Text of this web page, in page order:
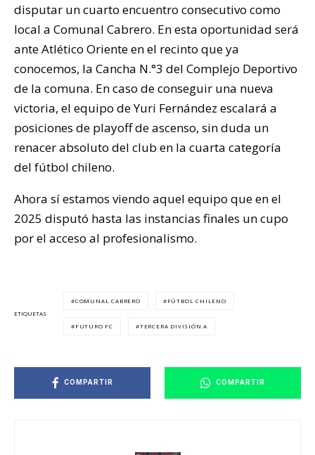
disputar un cuarto encuentro consecutivo como
local a Comunal Cabrero. En esta oportunidad será
ante Atlético Oriente en el recinto que ya
conocemos, la Cancha N.°3 del Complejo Deportivo
de la comuna. En caso de conseguir una nueva
victoria, el equipo de Yuri Fernández escalará a
posiciones de playoff de ascenso, sin duda un
renacer absoluto del club en la cuarta categoría
del fútbol chileno.
Ahora sí estamos viendo aquel equipo que en el
2025 disputó hasta las instancias finales un cupo
por el acceso al profesionalismo.
ETIQUETAS
COMUNAL CABRERO FÚTBOL CHILENO
FUTURO FC TERCERA DIVISIÓN A
COMPARTIR COMPARTIR